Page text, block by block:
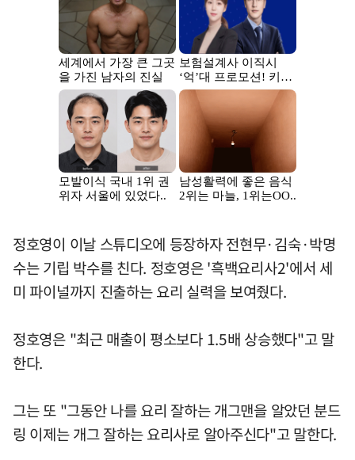
정호영이 이날 스튜디오에 등장하자 전현무·김숙·박명
수는 기립 박수를 친다. 정호영은 '흑백요리사2'에서 세
미 파이널까지 진출하는 요리 실력을 보여줬다.
정호영은 "최근 매출이 평소보다 1.5배 상승했다"고 말
한다.
그는 또 "그동안 나를 요리 잘하는 개그맨을 알았던 분드
링 이제는 개그 잘하는 요리사로 알아주신다"고 말한다.